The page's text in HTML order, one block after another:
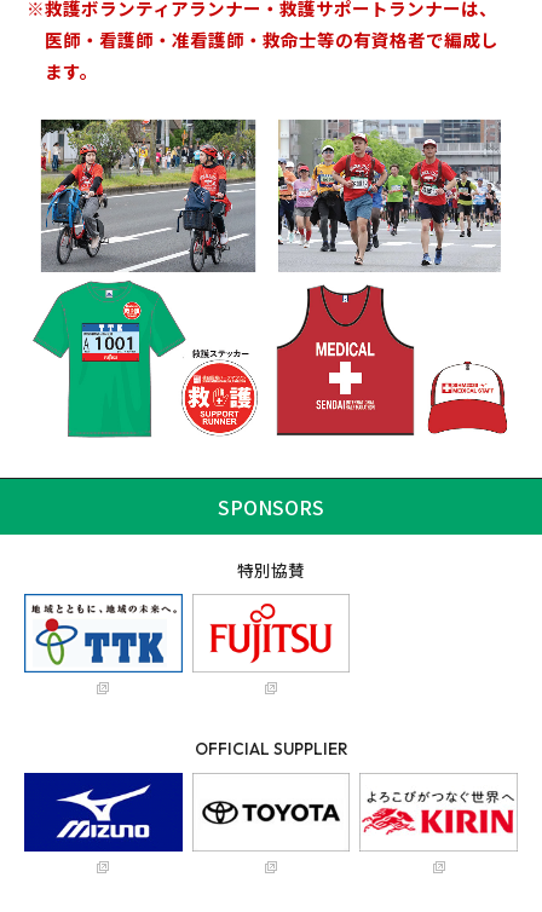
※救護ボランティアランナー・救護サポートランナーは、
医師・看護師・准看護師・救命士等の有資格者で編成し
ます。
SPONSORS
特別協賛
OFFICIAL SUPPLIER